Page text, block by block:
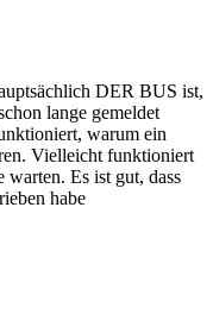
DER BUS ist,
lange gemeldet
warum ein
Vielleicht funktioniert
warten. Es ist gut, dass
habe